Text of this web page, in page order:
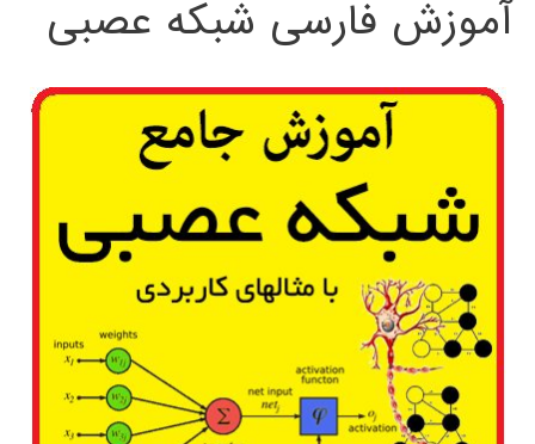
آموزش فارسی شبکه عصبی